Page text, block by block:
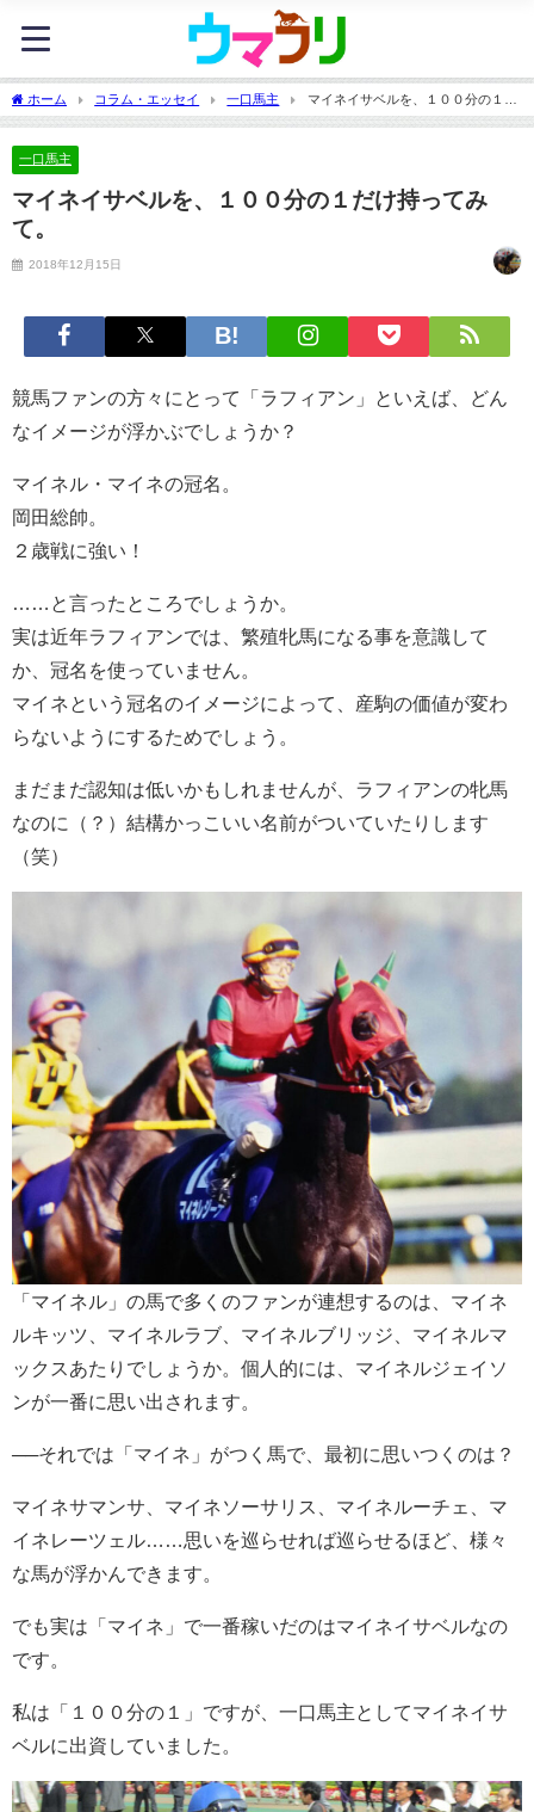
ホーム コラム・エッセイ 一口馬主
マイネイサベルを、１００分の１だ
け持ってみて。
一口馬主
マイネイサベルを、１００分の１だけ持ってみ
て。
2018年12月15日
競馬ファンの方々にとって「ラフィアン」といえば、どん
なイメージが浮かぶでしょうか？
マイネル・マイネの冠名。
岡田総帥。
２歳戦に強い！
……と言ったところでしょうか。
実は近年ラフィアンでは、繁殖牝馬になる事を意識して
か、冠名を使っていません。
マイネという冠名のイメージによって、産駒の価値が変わ
らないようにするためでしょう。
まだまだ認知は低いかもしれませんが、ラフィアンの牝馬
なのに（？）結構かっこいい名前がついていたりします
（笑）
「マイネル」の馬で多くのファンが連想するのは、マイネ
ルキッツ、マイネルラブ、マイネルブリッジ、マイネルマ
ックスあたりでしょうか。個人的には、マイネルジェイソ
ンが一番に思い出されます。
──それでは「マイネ」がつく馬で、最初に思いつくのは？
マイネサマンサ、マイネソーサリス、マイネルーチェ、マ
イネレーツェル……思いを巡らせれば巡らせるほど、様々
な馬が浮かんできます。
でも実は「マイネ」で一番稼いだのはマイネイサベルなの
です。
私は「１００分の１」ですが、一口馬主としてマイネイサ
ベルに出資していました。